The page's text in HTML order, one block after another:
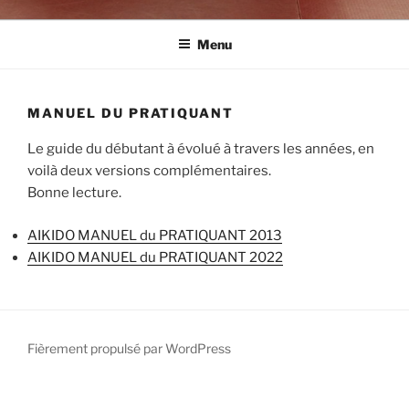
Menu
MANUEL DU PRATIQUANT
Le guide du débutant à évolué à travers les années, en
voilà deux versions complémentaires.
Bonne lecture.
AIKIDO MANUEL du PRATIQUANT 2013
AIKIDO MANUEL du PRATIQUANT 2022
Fièrement propulsé par WordPress